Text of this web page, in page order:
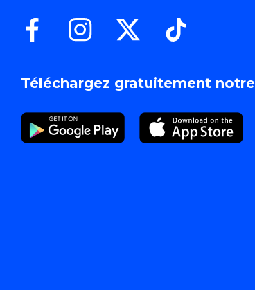
Téléchargez gratuitement